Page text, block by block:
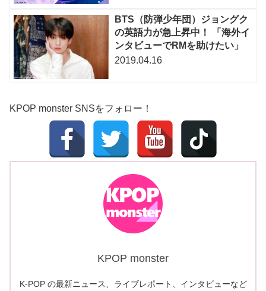
BTS（防弾少年団）ジョングク
の英語力が急上昇中！ 「海外イ
ンタビューでRMを助けたい」
2019.04.16
KPOP monster SNSをフォロー！
KPOP monster
K-POP の最新ニュース、ライブレポート、インタビューなど